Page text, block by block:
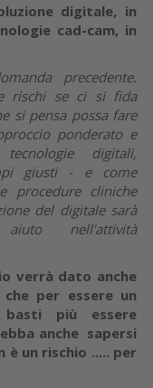
digitale, in
cad-cam, in
precedente.
rischi se ci si fida
si pensa possa fare
ponderato e
digitali,
giusti - e come
procedure cliniche
del digitale sarà
nell'attività
verrà dato anche
che per essere un
più essere
anche sapersi
un rischio ..... per